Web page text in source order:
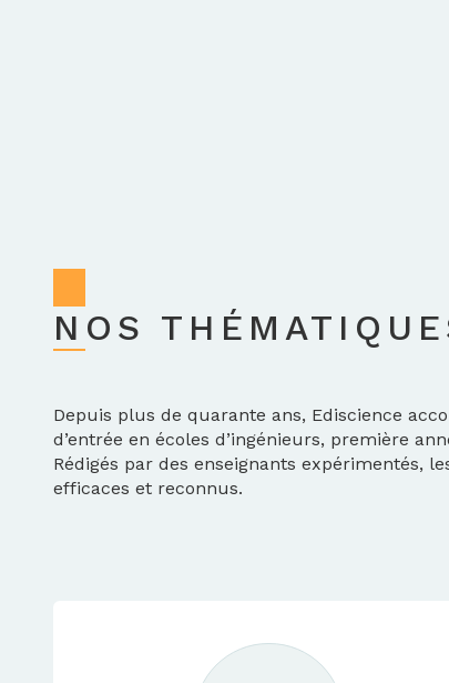
NOS
Depuis plus de quarante ans, Ediscience
d’entrée en écoles d’ingénieurs, première
Rédigés par des enseignants expérimentés,
efficaces et reconnus.